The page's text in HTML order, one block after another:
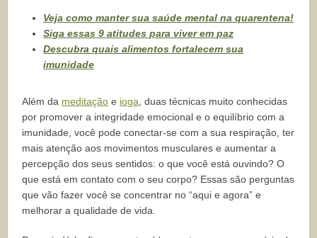
Veja como manter sua saúde mental na quarentena!
Siga essas 9 atitudes para viver em paz
Descubra quais alimentos fortalecem sua
imunidade
Além da meditação e ioga , duas técnicas muito conhecidas
por promover a integridade emocional e o equilíbrio com a
imunidade, você pode conectar-se com a sua respiração, ter
mais atenção aos movimentos musculares e aumentar a
percepção dos seus sentidos: o que você está ouvindo? O
que está em contato com o seu corpo? Essas são perguntas
que vão fazer você se concentrar no “aqui e agora” e
melhorar a qualidade de vida.